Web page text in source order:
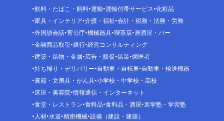
飲料・たばこ・飼料 運輸 運輸付帯サービス 化粧品
家具・インテリア 介護・福祉 会計・税務・法務・労務
外国語会話 官公庁 機械器具 喫茶店 居酒屋・バー
金融商品取引 銀行 経営コンサルティング
建築・鉱物・金属 広告・販促 鉱業 歯医者
持ち帰り・デリバリー 自動車・自転車 自動車・輸送機器
書籍・文房具・がん具 小学校・中学校・高校
床屋・美容院 情報通信・インターネット
食堂・レストラン 食料品 食料品・酒屋 進学塾・学習塾
人材 水道 精密機械 設備（建設・建築）